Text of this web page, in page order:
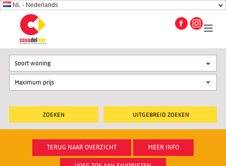
NL - Nederlands
UITGEBREID ZOEKEN
Soort woning
TERUG NAAR OVERZICHT MEER INFO